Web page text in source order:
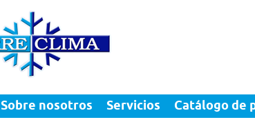
Sobre nosotros Servicios Catálogo de